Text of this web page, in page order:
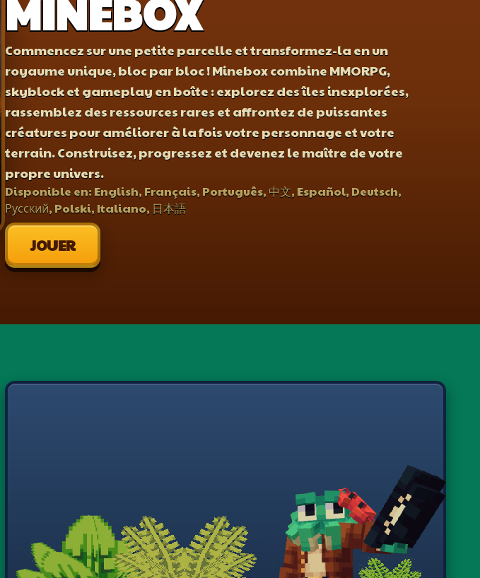
MINEBOX
Commencez sur une petite parcelle et transformez-la en un
royaume unique, bloc par bloc ! Minebox combine MMORPG,
skyblock et gameplay en boîte : explorez des îles inexplorées,
rassemblez des ressources rares et affrontez de puissantes
créatures pour améliorer à la fois votre personnage et votre
terrain. Construisez, progressez et devenez le maître de votre
propre univers.
Disponible en: English, Français, Português, 中文, Español, Deutsch,
Русский, Polski, Italiano, 日本語
JOUER